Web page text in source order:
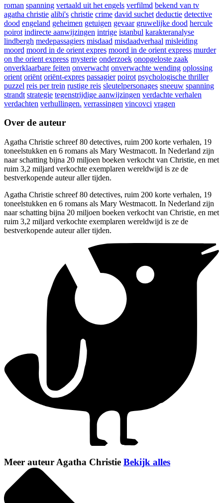
roman spanning vertaald uit het engels verfilmd bekend van tv
agatha christie alibi's christie crime david suchet deductie detective
dood engeland geheimen getuigen gevaar gruwelijke dood hercule
poirot indirecte aanwijzingen intrige istanbul karakteranalyse
lindbergh medepassagiers misdaad misdaadverhaal misleiding
moord moord in de orient expres moord in de orient express murder
on the orient express mysterie onderzoek onopgeloste zaak
onverklaarbare feiten onverwacht onverwachte wending oplossing
orient oriënt oriënt-expres passagier poirot psychologische thriller
puzzel reis per trein rustige reis sleutelpersonages sneeuw spanning
strandt strategie tegenstrijdige aanwijzingen verdachte verhalen
verdachten verhullingen. verrassingen vincovci vragen
Over de auteur
Agatha Christie schreef 80 detectives, ruim 200 korte verhalen, 19
toneelstukken en 6 romans als Mary Westmacott. In Nederland zijn
naar schatting bijna 20 miljoen boeken verkocht van Christie, en met
ruim 3,2 miljard verkochte exemplaren wereldwijd is ze de
bestverkopende auteur aller tijden.
Agatha Christie schreef 80 detectives, ruim 200 korte verhalen, 19
toneelstukken en 6 romans als Mary Westmacott. In Nederland zijn
naar schatting bijna 20 miljoen boeken verkocht van Christie, en met
ruim 3,2 miljard verkochte exemplaren wereldwijd is ze de
bestverkopende auteur aller tijden.
Meer auteur Agatha Christie Bekijk alles